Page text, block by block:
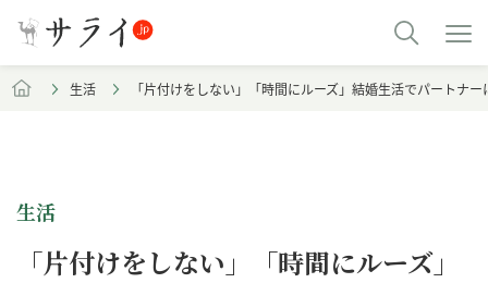
生活 「片付けをしない」「時間にルーズ」結婚生活でパートナ
生活
「片付けをしない」「時間にルーズ」